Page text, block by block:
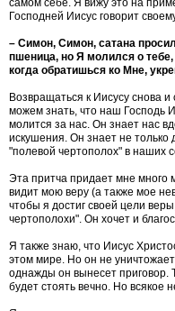
Господней Иисус говорит
– Симон, Симон, сатана
пшеница, но Я молился о
когда обратишься ко Мне,
Возвращаться к Иисусу снова
можем знать, что наш Господь
молится за нас. Он знает нас
искушения. Он знает не
"полевой чертополох" в наших
Эта притча придает мне много
видит мою веру (а также мое
чтобы я достиг своей цели
чертополохи". Он хочет и
Я также знаю, что Иисус
этом мире. Но он не
однажды он вынесет приговор.
будет стоять вечно. Но всякое